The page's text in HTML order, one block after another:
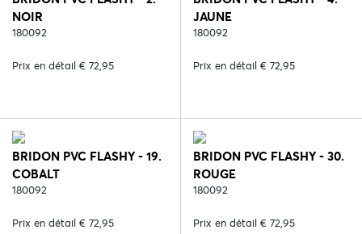
NOIR
180092
Prix en détail € 72,95
JAUNE
180092
Prix en détail € 72,95
BRIDON PVC FLASHY - 19.
COBALT
180092
Prix en détail € 72,95
BRIDON PVC FLASHY - 30.
ROUGE
180092
Prix en détail € 72,95